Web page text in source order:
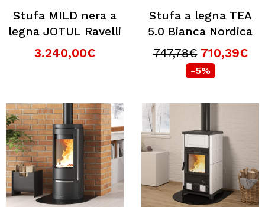
Stufa MILD nera a
legna JOTUL Ravelli
3.240,00€
Stufa a legna TEA
5.0 Bianca Nordica
747,78€ 710,39€
-5%